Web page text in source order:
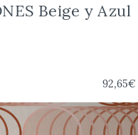
Beige y Azul
92,65€